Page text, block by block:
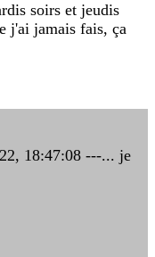
soirs et jeudis
j'ai jamais fais, ça
18:47:08 ---... je